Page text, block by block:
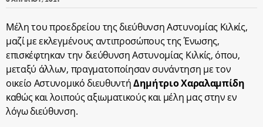
Μέλη του προεδρείου της διεύθυνση Αστυνομίας Κιλκίς,
μαζί με εκλεγμένους αντιπροσώπους της Ένωσης,
επισκέφτηκαν την διεύθυνση Αστυνομίας Κιλκίς, όπου,
μεταξύ άλλων, πραγματοποίησαν συνάντηση με τον
οικείο Αστυνομικό διευθυντήΔημήτριο Χαραλαμπίδη
καθώς και λοιπούς αξιωματικούς και μέλη μας στην εν
λόγω διεύθυνση.